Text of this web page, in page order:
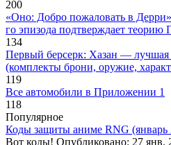
200
«Оно: Добро пожаловать в
го эпизода подтверждает теорию
134
Первый берсерк: Хазан — лучшая
(комплекты брони, оружие,
119
Все автомобили в Приложении 1
118
Популярное
Коды защиты аниме RNG (январь
Вот коды! Опубликовано: 27 янв.